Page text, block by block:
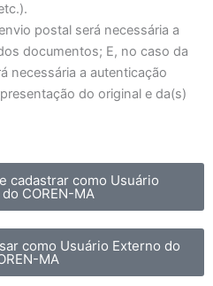
postal será necessária a
documentos; E, no caso da
necessária a autenticação
do original e da(s)
cadastrar como Usuário
COREN-MA
como Usuário Externo do
MA